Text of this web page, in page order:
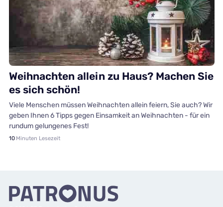
Gesundheit
Weihnachten allein zu Haus? Machen Sie
es sich schön!
Viele Menschen müssen Weihnachten allein feiern, Sie auch? Wir
geben Ihnen 6 Tipps gegen Einsamkeit an Weihnachten - für ein
rundum gelungenes Fest!
10 Minuten Lesezeit